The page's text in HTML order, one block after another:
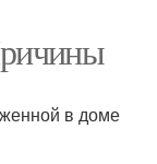
в доме